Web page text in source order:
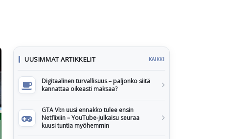
UUSIMMAT ARTIKKELIT KAIKKI
Digitaalinen turvallisuus – paljonko siitä
kannattaa oikeasti maksaa?
GTA VI:n uusi ennakko tulee ensin
Netflixiin – YouTube-julkaisu seuraa
kuusi tuntia myöhemmin